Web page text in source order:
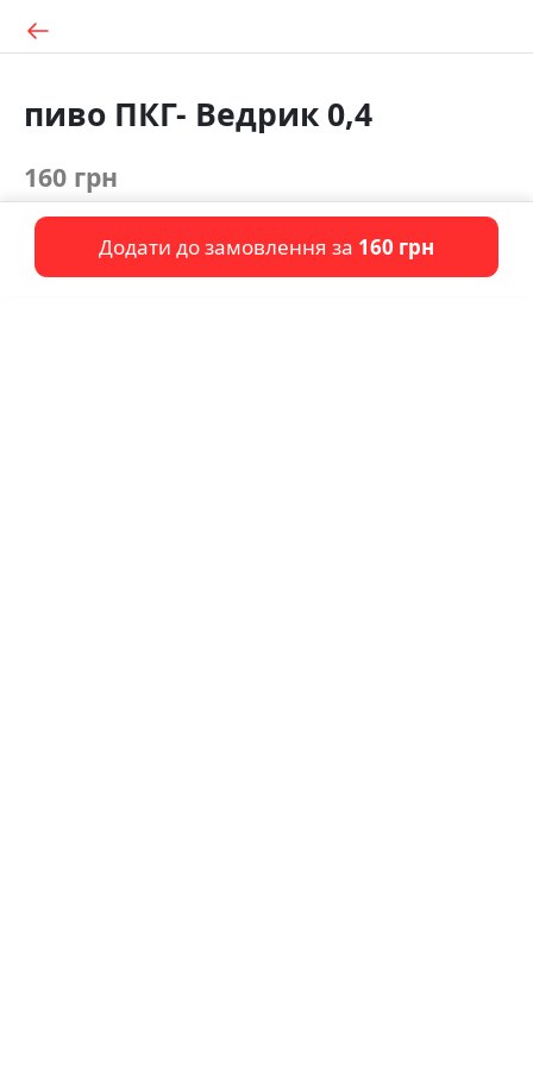
пиво ПКГ- Ведрик 0,4
160 грн
Додати до замовлення за 160 грн